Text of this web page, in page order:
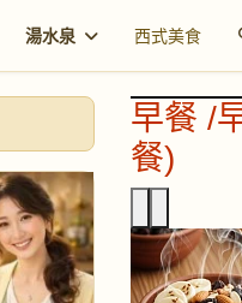
湯水泉 西式美食
早餐 /
餐)